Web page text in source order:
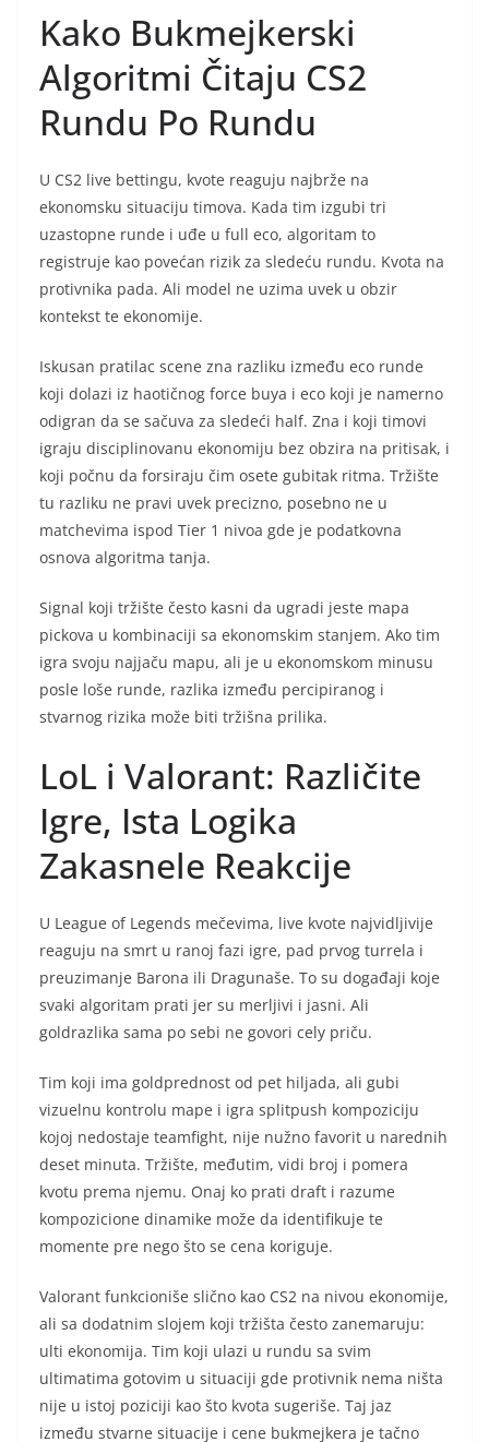
Kako Bukmejkerski
Algoritmi Čitaju CS2
Rundu Po Rundu
U CS2 live bettingu, kvote reaguju najbrže na
ekonomsku situaciju timova. Kada tim izgubi tri
uzastopne runde i uđe u full eco, algoritam to
registruje kao povećan rizik za sledeću rundu. Kvota na
protivnika pada. Ali model ne uzima uvek u obzir
kontekst te ekonomije.
Iskusan pratilac scene zna razliku između eco runde
koji dolazi iz haotičnog force buya i eco koji je namerno
odigran da se sačuva za sledeći half. Zna i koji timovi
igraju disciplinovanu ekonomiju bez obzira na pritisak, i
koji počnu da forsiraju čim osete gubitak ritma. Tržište
tu razliku ne pravi uvek precizno, posebno ne u
matchevima ispod Tier 1 nivoa gde je podatkovna
osnova algoritma tanja.
Signal koji tržište često kasni da ugradi jeste mapa
pickova u kombinaciji sa ekonomskim stanjem. Ako tim
igra svoju najjaču mapu, ali je u ekonomskom minusu
posle loše runde, razlika između percipiranog i
stvarnog rizika može biti tržišna prilika.
LoL i Valorant: Različite
Igre, Ista Logika
Zakasnele Reakcije
U League of Legends mečevima, live kvote najvidljivije
reaguju na smrt u ranoj fazi igre, pad prvog turrela i
preuzimanje Barona ili Dragunaše. To su događaji koje
svaki algoritam prati jer su merljivi i jasni. Ali
goldrazlika sama po sebi ne govori celу priču.
Tim koji ima goldprednost od pet hiljada, ali gubi
vizuelnu kontrolu mape i igra splitpush kompoziciju
kojoj nedostaje teamfight, nije nužno favorit u narednih
deset minuta. Tržište, međutim, vidi broj i pomera
kvotu prema njemu. Onaj ko prati draft i razume
kompozicione dinamike može da identifikuje te
momente pre nego što se cena koriguje.
Valorant funkcioniše slično kao CS2 na nivou ekonomije,
ali sa dodatnim slojem koji tržišta često zanemaruju:
ulti ekonomija. Tim koji ulazi u rundu sa svim
ultimatima gotovim u situaciji gde protivnik nema ništa
nije u istoj poziciji kao što kvota sugeriše. Taj jaz
između stvarne situacije i cene bukmejkera je tačno